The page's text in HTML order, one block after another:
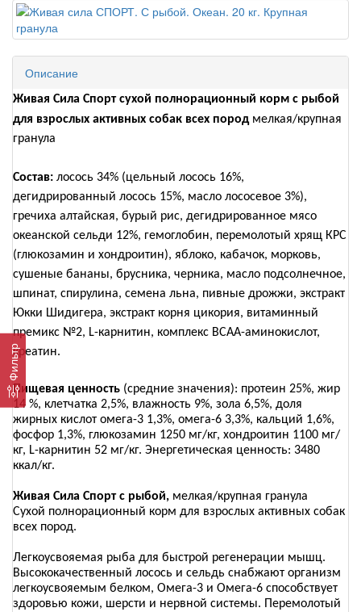
Фильтр
Описание
Живая Сила Спорт сухой полнорационный корм с рыбой
для взрослых активных собак всех пород мелкая/крупная
гранула
Состав: лосось 34% (цельный лосось 16%,
дегидрированный лосось 15%, масло лососевое 3%),
гречиха алтайская, бурый рис, дегидрированное мясо
океанской сельди 12%, гемоглобин, перемолотый хрящ КРС
(глюкозамин и хондроитин), яблоко, кабачок, морковь,
сушеные бананы, брусника, черника, масло подсолнечное,
шпинат, спирулина, семена льна, пивные дрожжи, экстракт
Юкки Шидигера, экстракт корня цикория, витаминный
премикс №2, L-карнитин, комплекс ВСАА-аминокислот,
креатин.
Пищевая ценность (средние значения): протеин 25%, жир
14 %, клетчатка 2,5%, влажность 9%, зола 6,5%, доля
жирных кислот омега-3 1,3%, омега-6 3,3%, кальций 1,6%,
фосфор 1,3%, глюкозамин 1250 мг/кг, хондроитин 1100 мг/
кг, L-карнитин 52 мг/кг. Энергетическая ценность: 3480
ккал/кг.
Живая Сила Спорт с рыбой, мелкая/крупная гранула
Сухой полнорационный корм для взрослых активных собак
всех пород.
Легкоусвояемая рыба для быстрой регенерации мышц.
Высококачественный лосось и сельдь снабжают организм
легкоусвояемым белком, Омега-3 и Омега-6 способствует
здоровью кожи, шерсти и нервной системы. Перемолотый